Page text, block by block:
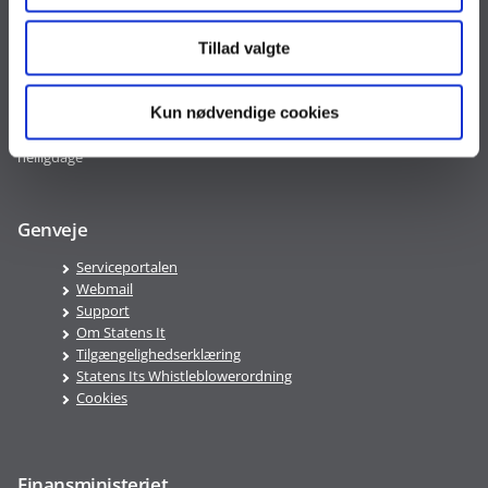
Tillad valgte
Kun nødvendige cookies
Mandag-torsdag 8:00-16:00
Statens Its Servicedesk har åbent 24/7 mandag - søndag - også på
helligdage
Genveje
Serviceportalen
Webmail
Support
Om Statens It
Tilgængelighedserklæring
Statens Its Whistleblowerordning
Cookies